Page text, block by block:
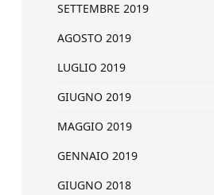
SETTEMBRE 2019
AGOSTO 2019
LUGLIO 2019
GIUGNO 2019
MAGGIO 2019
GENNAIO 2019
GIUGNO 2018